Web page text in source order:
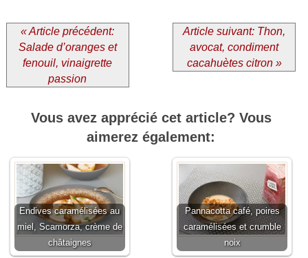
« Article précédent:
Salade d’oranges et
fenouil, vinaigrette
passion
Article suivant: Thon,
avocat, condiment
cacahuètes citron »
Vous avez apprécié cet article? Vous
aimerez également:
Endives caramélisées au
miel, Scamorza, crème de
châtaignes
Pannacotta café, poires
caramélisées et crumble
noix